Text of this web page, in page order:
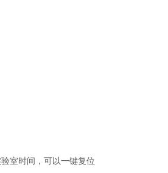
室时间，可以一键复位